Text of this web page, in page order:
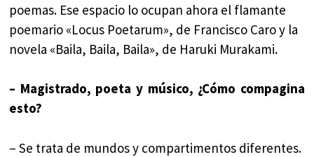
poemas. Ese espacio lo ocupan ahora el flamante
poemario «Locus Poetarum», de Francisco Caro y la
novela «Baila, Baila, Baila», de Haruki Murakami.
– Magistrado, poeta y músico, ¿Cómo compagina
esto?
– Se trata de mundos y compartimentos diferentes.